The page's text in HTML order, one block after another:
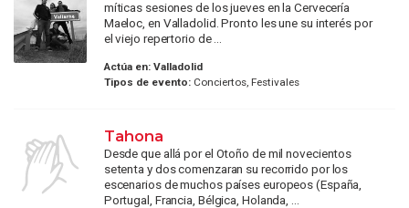
míticas sesiones de los jueves en la Cervecería
Maeloc, en Valladolid. Pronto les une su interés por
el viejo repertorio de ...
Actúa en: Valladolid
Tipos de evento:Conciertos, Festivales
Tahona
Desde que allá por el Otoño de mil novecientos
setenta y dos comenzaran su recorrido por los
escenarios de muchos países europeos (España,
Portugal, Francia, Bélgica, Holanda, ...